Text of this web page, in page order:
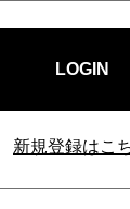
LOGIN
新規登録はこ